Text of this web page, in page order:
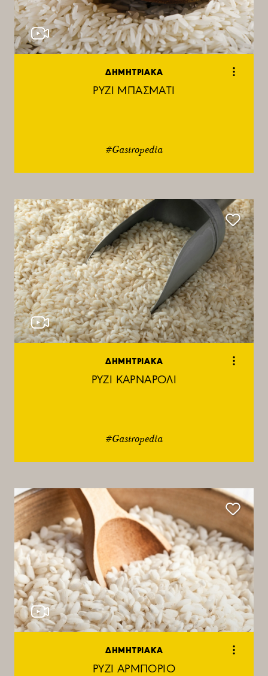
ΔΗΜΗΤΡΙΑΚΑ
ΡΥΖΙ ΜΠΑΣΜΑΤΙ
#Gastropedia
ΔΗΜΗΤΡΙΑΚΑ
ΡΥΖΙ ΚΑΡΝΑΡΟΛΙ
#Gastropedia
ΔΗΜΗΤΡΙΑΚΑ
ΡΥΖΙ ΑΡΜΠΟΡΙΟ